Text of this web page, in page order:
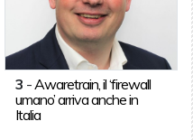
3 - Awaretrain, il ‘firewall
umano’ arriva anche in
Italia